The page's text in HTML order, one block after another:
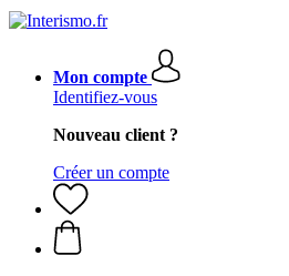
Mon compte
Identifiez-vous
Nouveau client ?
Créer un compte